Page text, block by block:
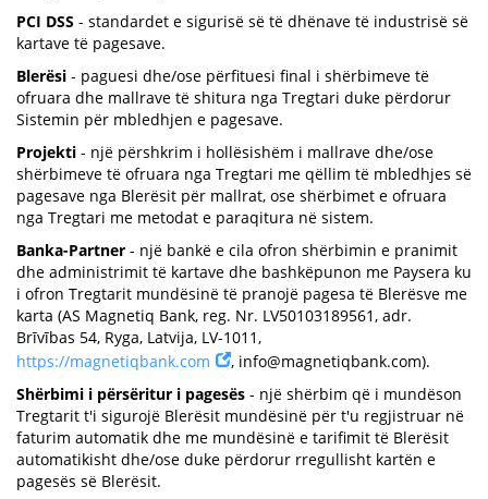
PCI DSS - standardet e sigurisë së të dhënave të industrisë së
kartave të pagesave.
Blerësi - paguesi dhe/ose përfituesi final i shërbimeve të
ofruara dhe mallrave të shitura nga Tregtari duke përdorur
Sistemin për mbledhjen e pagesave.
Projekti - një përshkrim i hollësishëm i mallrave dhe/ose
shërbimeve të ofruara nga Tregtari me qëllim të mbledhjes së
pagesave nga Blerësit për mallrat, ose shërbimet e ofruara
nga Tregtari me metodat e paraqitura në sistem.
Banka-Partner - një bankë e cila ofron shërbimin e pranimit
dhe administrimit të kartave dhe bashkëpunon me Paysera ku
i ofron Tregtarit mundësinë të pranojë pagesa të Blerësve me
karta (AS Magnetiq Bank, reg. Nr. LV50103189561, adr.
Brīvības 54, Ryga, Latvija, LV-1011,
https://magnetiqbank.com
, info@magnetiqbank.com).
Shërbimi i përsëritur i pagesës - një shërbim që i mundëson
Tregtarit t'i sigurojë Blerësit mundësinë për t'u regjistruar në
faturim automatik dhe me mundësinë e tarifimit të Blerësit
automatikisht dhe/ose duke përdorur rregullisht kartën e
pagesës së Blerësit.